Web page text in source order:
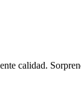
calidad.